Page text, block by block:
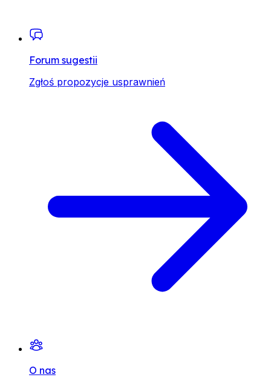
Forum sugestii
Zgłoś propozycje usprawnień
O nas